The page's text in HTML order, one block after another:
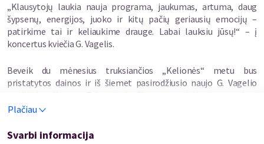
„Klausytojų laukia nauja programa, jaukumas, artuma, daug
šypsenų, energijos, juoko ir kitų pačių geriausių emocijų –
patirkime tai ir keliaukime drauge. Labai lauksiu jūsų!“ – į
koncertus kviečia G. Vagelis.
Beveik du mėnesius truksiančios „Kelionės“ metu bus
pristatytos dainos ir iš šiemet pasirodžiusio naujo G. Vagelio
hitai, tokie kaip „Lūpų saldumo“, „Dalis manęs“, „Man moji“ ar
Plačiau
Svarbi informacija